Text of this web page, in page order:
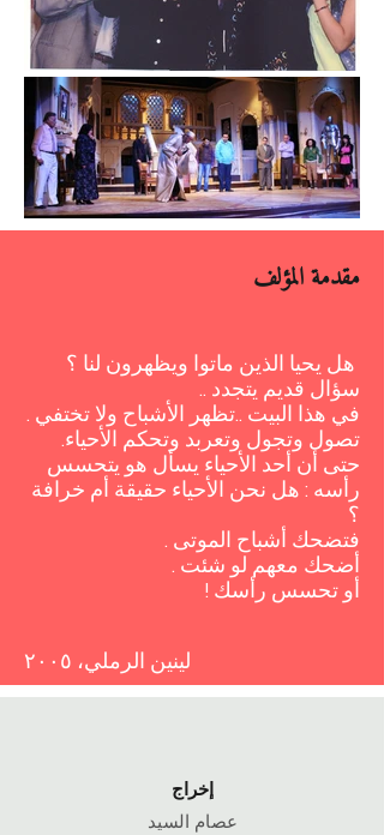
مقدمة المؤلف
هل يحيا الذين ماتوا ويظهرون لنا ؟
سؤال قديم يتجدد ..
في هذا البيت ..تظهر الأشباح ولا تختفي .
تصول وتجول وتعربد وتحكم الأحياء.
حتى أن أحد الأحياء يسأل هو يتحسس
رأسه : هل نحن الأحياء حقيقة أم خرافة
؟
فتضحك أشباح الموتى .
أضحك معهم لو شئت .
أو تحسس رأسك !
لينين الرملي، ٢٠٠٥
إخراج
عصام السيد